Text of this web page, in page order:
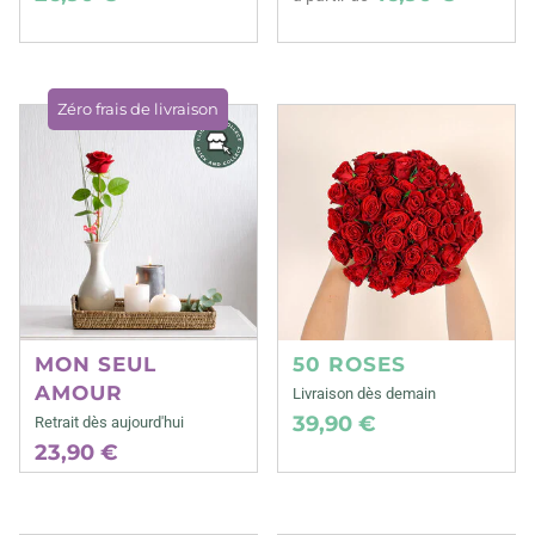
Zéro frais de livraison
MON SEUL
AMOUR
Retrait dès aujourd'hui
23,90 €
50 ROSES
Livraison dès demain
39,90 €